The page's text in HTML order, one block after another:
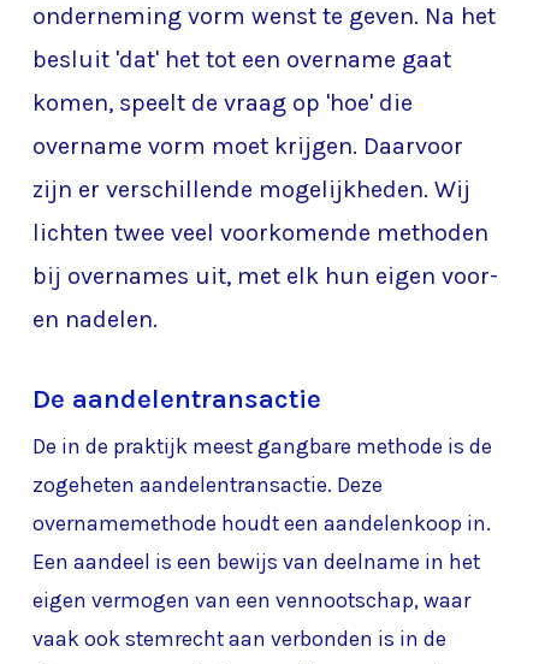
onderneming vorm wenst te geven. Na het
besluit 'dat' het tot een overname gaat
komen, speelt de vraag op 'hoe' die
overname vorm moet krijgen. Daarvoor
zijn er verschillende mogelijkheden. Wij
lichten twee veel voorkomende methoden
bij overnames uit, met elk hun eigen voor-
en nadelen.
De aandelentransactie
De in de praktijk meest gangbare methode is de
zogeheten aandelentransactie. Deze
overnamemethode houdt een aandelenkoop in.
Een aandeel is een bewijs van deelname in het
eigen vermogen van een vennootschap, waar
vaak ook stemrecht aan verbonden is in de